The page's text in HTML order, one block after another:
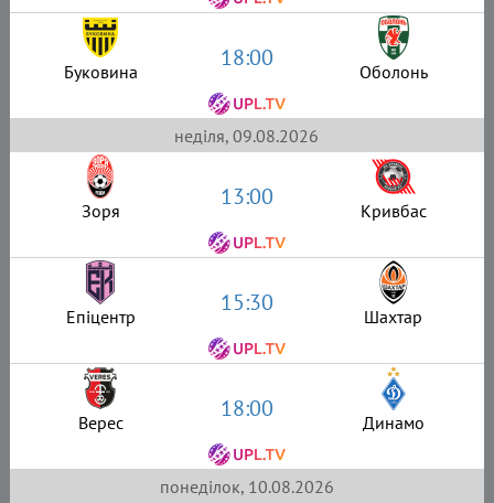
Буковина 18:00 Оболонь
неділя, 09.08.2026
Зоря 13:00 Кривбас
Епіцентр 15:30 Шахтар
Верес 18:00 Динамо
понеділок, 10.08.2026